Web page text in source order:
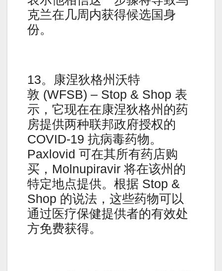
克兰在几周内获得候选国身
份。
13。康涅狄格州沃特
敦 (WFSB) – Stop & Shop 表
示，它现在在康涅狄格州的药
房提供两种联邦政府授权的
COVID-19 抗病毒药物。
Paxlovid 可在其所有药店购
买，Molnupiravir 将在该州的
特定地点提供。根据 Stop &
Shop 的说法，这些药物可以
通过医疗保健提供者的有效处
方免费获得。